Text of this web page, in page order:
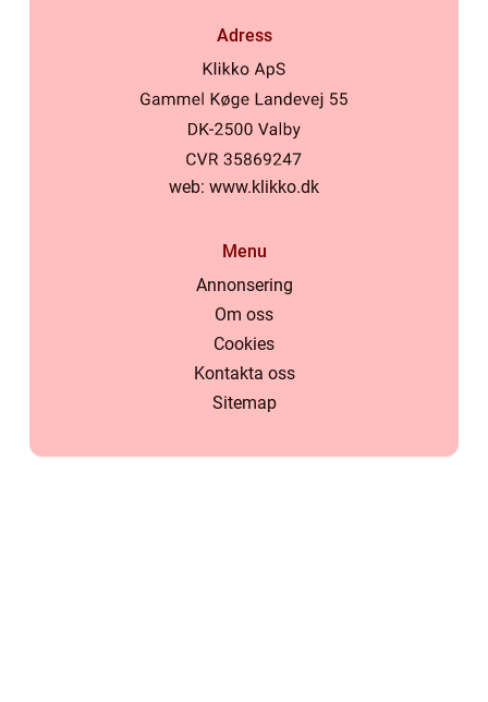
Adress
web: www.klikko.dk
Menu
Annonsering
Om oss
Cookies
Kontakta oss
Sitemap